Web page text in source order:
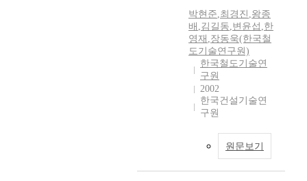
박현준,최경진 ,왕종
배 ,김길동,변윤섭 ,한
영재 ,장동욱(한국철
도기술연구원)
한국철도기술연
구원
2002
한국건설기술연
구원
원문보기